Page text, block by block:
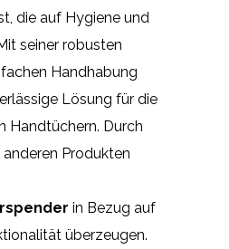
die auf Hygiene und
seiner robusten
Handhabung
Lösung für die
Handtüchern. Durch
Produkten
in Bezug auf
überzeugen.